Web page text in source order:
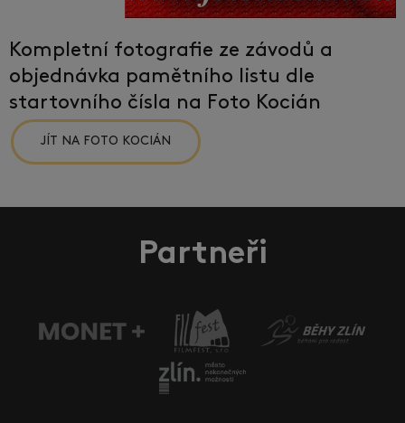
Kompletní fotografie ze závodů a
objednávka pamětního listu dle
startovního čísla na Foto Kocián
JÍT NA FOTO KOCIÁN
Partneři